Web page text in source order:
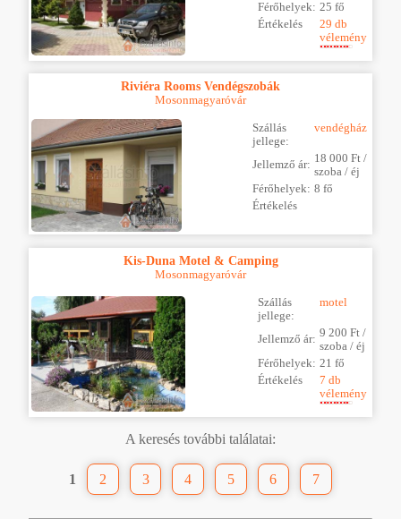
Férőhelyek: 25 fő
Értékelés
29 db
vélemény
Riviéra Rooms Vendégszobák
Mosonmagyaróvár
Szállás
jellege:
vendégház
Jellemző ár: 18 000 Ft /
szoba / éj
Férőhelyek: 8 fő
Értékelés
Kis-Duna Motel & Camping
Mosonmagyaróvár
Szállás
jellege:
motel
Jellemző ár: 9 200 Ft /
szoba / éj
Férőhelyek: 21 fő
Értékelés
7 db
vélemény
A keresés további találatai:
1 2 3 4 5 6 7